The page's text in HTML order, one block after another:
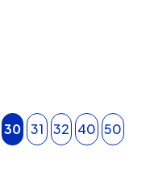
30 31 32 40 50